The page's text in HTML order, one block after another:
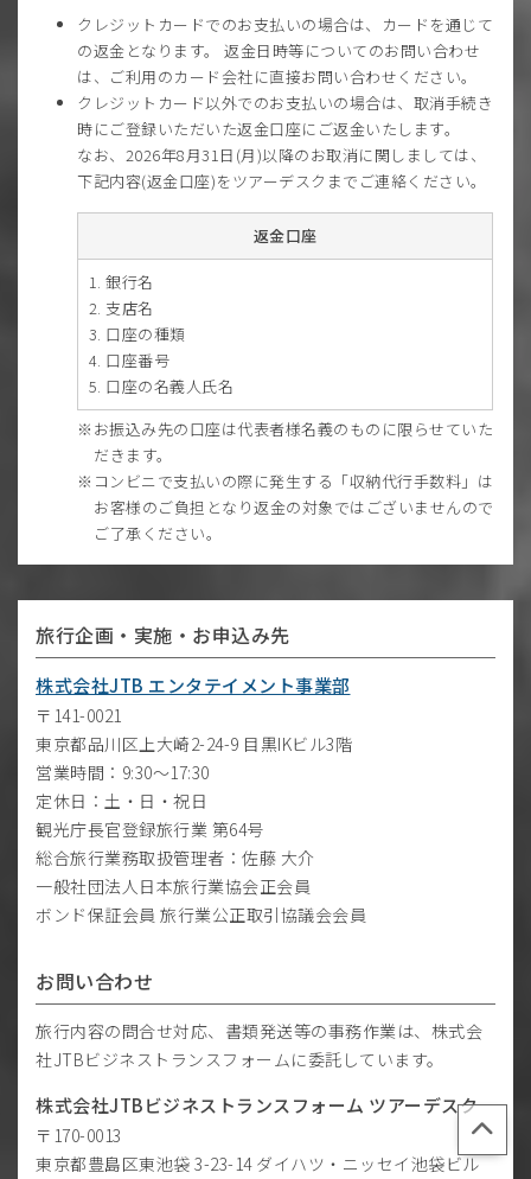
クレジットカードでのお支払いの場合は、カードを通じて
の返金となります。 返金日時等についてのお問い合わせ
は、ご利用のカード会社に直接お問い合わせください。
クレジットカード以外でのお支払いの場合は、取消手続き
時にご登録いただいた返金口座にご返金いたします。
なお、2026年8月31日(月)以降のお取消に関しましては、
下記内容(返金口座)をツアーデスクまでご連絡ください。
返金口座
銀行名
支店名
口座の種類
口座番号
口座の名義人氏名
お振込み先の口座は代表者様名義のものに限らせていた
だきます。
コンビニで支払いの際に発生する「収納代行手数料」は
お客様のご負担となり返金の対象ではございませんので
ご了承ください。
旅行企画・実施・お申込み先
株式会社JTB エンタテイメント事業部
〒141-0021
東京都品川区上大崎2-24-9 目黒IKビル3階
営業時間：9:30～17:30
定休日：土・日・祝日
観光庁長官登録旅行業 第64号
総合旅行業務取扱管理者：佐藤 大介
一般社団法人日本旅行業協会正会員
ボンド保証会員 旅行業公正取引協議会会員
お問い合わせ
旅行内容の問合せ対応、書類発送等の事務作業は、株式会
社JTBビジネストランスフォームに委託しています。
株式会社JTBビジネストランスフォーム ツアーデスク
〒170-0013
東京都豊島区東池袋 3-23-14 ダイハツ・ニッセイ池袋ビル